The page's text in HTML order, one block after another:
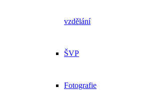
vzdělání
ŠVP
Fotografie